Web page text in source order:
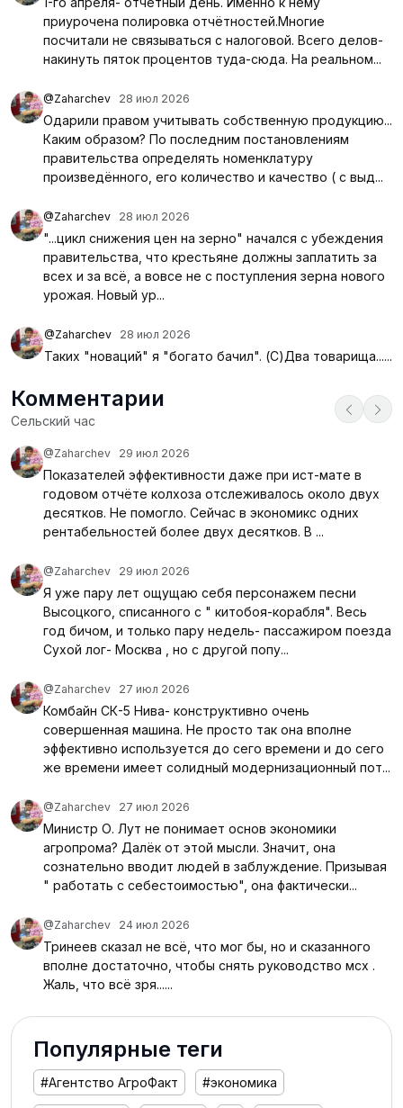
приурочена полировка отчётностей.Многие
посчитали не связываться с налоговой. Всего делов-
накинуть пяток процентов туда-сюда. На реальном...
@Zaharchev 28 июл 2026
Одарили правом учитывать собственную продукцию...
Каким образом? По последним постановлениям
правительства определять номенклатуру
произведённого, его количество и качество ( с выд...
@Zaharchev 28 июл 2026
"...цикл снижения цен на зерно" начался с убеждения
правительства, что крестьяне должны заплатить за
всех и за всё, а вовсе не с поступления зерна нового
урожая. Новый ур...
@Zaharchev 28 июл 2026
Таких "новаций" я "богато бачил". (С)Два товарища......
Комментарии
Сельский час
@Zaharchev 29 июл 2026
Показателей эффективности даже при ист-мате в
годовом отчёте колхоза отслеживалось около двух
десятков. Не помогло. Сейчас в экономикс одних
рентабельностей более двух десятков. В ...
@Zaharchev 29 июл 2026
Я уже пару лет ощущаю себя персонажем песни
Высоцкого, списанного с " китобоя-корабля". Весь
год бичом, и только пару недель- пассажиром поезда
Сухой лог- Москва , но с другой попу...
@Zaharchev 27 июл 2026
Комбайн СК-5 Нива- конструктивно очень
совершенная машина. Не просто так она вполне
эффективно используется до сего времени и до сего
же времени имеет солидный модернизационный пот...
@Zaharchev 27 июл 2026
Министр О. Лут не понимает основ экономики
агропрома? Далёк от этой мысли. Значит, она
сознательно вводит людей в заблуждение. Призывая
" работать с себестоимостью", она фактически...
@Zaharchev 24 июл 2026
Тринеев сказал не всё, что мог бы, но и сказанного
вполне достаточно, чтобы снять руководство мсх .
Жаль, что всё зря......
Популярные теги
#Агентство АгроФакт #экономика